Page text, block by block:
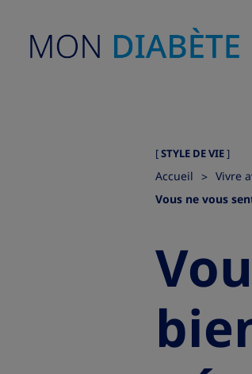
STYLE DE VIE
Accueil Vivre
Vous ne vous